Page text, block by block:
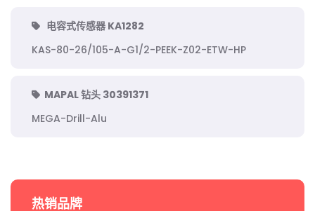
电容式传感器 KA1282
KAS-80-26/105-A-G1/2-PEEK-Z02-ETW-HP
MAPAL 钻头 30391371
MEGA-Drill-Alu
热销品牌